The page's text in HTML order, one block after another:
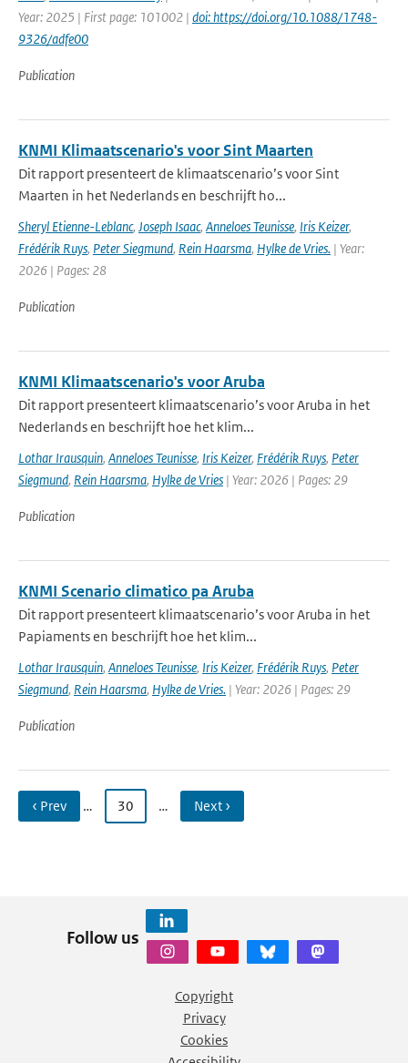
Year: 2025 | First page: 101002 | doi: https://doi.org/10.1088/1748-
9326/adfe00
Publication
KNMI Klimaatscenario's voor Sint Maarten
Dit rapport presenteert de klimaatscenario’s voor Sint
Maarten in het Nederlands en beschrijft ho...
Sheryl Etienne-Leblanc, Joseph Isaac, Anneloes Teunisse, Iris Keizer,
Frédérik Ruys, Peter Siegmund, Rein Haarsma, Hylke de Vries. | Year:
2026 | Pages: 28
Publication
KNMI Klimaatscenario's voor Aruba
Dit rapport presenteert klimaatscenario’s voor Aruba in het
Nederlands en beschrijft hoe het klim...
Lothar Irausquin, Anneloes Teunisse, Iris Keizer, Frédérik Ruys, Peter
Siegmund, Rein Haarsma, Hylke de Vries | Year: 2026 | Pages: 29
Publication
KNMI Scenario climatico pa Aruba
Dit rapport presenteert klimaatscenario’s voor Aruba in het
Papiaments en beschrijft hoe het klim...
Lothar Irausquin, Anneloes Teunisse, Iris Keizer, Frédérik Ruys, Peter
Siegmund, Rein Haarsma, Hylke de Vries. | Year: 2026 | Pages: 29
Publication
‹ Prev … 30 … Next ›
Follow us
Copyright
Privacy
Cookies